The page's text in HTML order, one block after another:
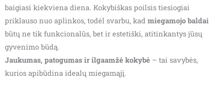
baigiasi kiekviena diena. Kokybiškas poilsis tiesiogiai
priklauso nuo aplinkos, todėl svarbu, kad miegamojo baldai
būtų ne tik funkcionalūs, bet ir estetiški, atitinkantys jūsų
gyvenimo būdą.
Jaukumas, patogumas ir ilgaamžė kokybė – tai savybės,
kurios apibūdina idealų miegamąjį.